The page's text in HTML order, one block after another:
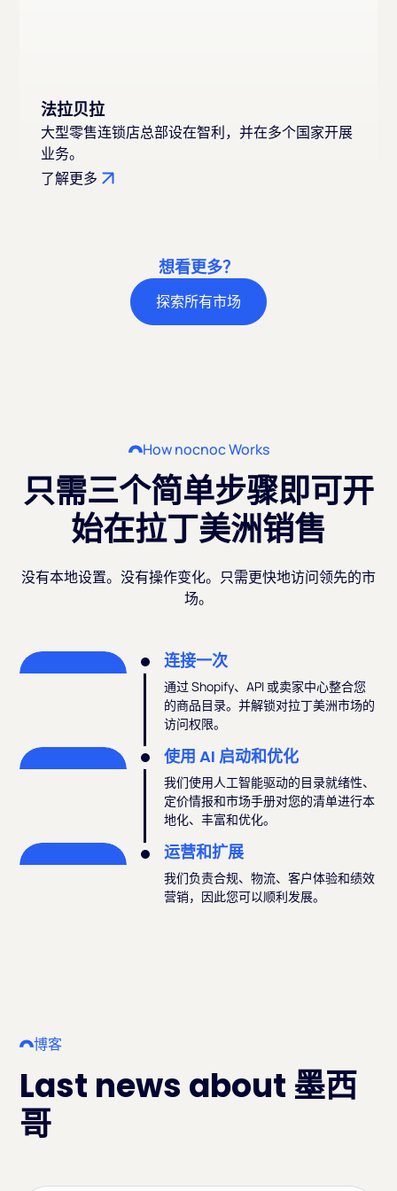
法拉贝拉
大型零售连锁店总部设在智利，并在多个国家开展
业务。
了解更多
想看更多？
探索所有市场
How nocnoc Works
只需三个简单步骤即可开
始在拉丁美洲销售
没有本地设置。没有操作变化。只需更快地访问领先的市
场。
连接一次
通过 Shopify、API 或卖家中心整合您
的商品目录。并解锁对拉丁美洲市场的
访问权限。
使用 AI 启动和优化
我们使用人工智能驱动的目录就绪性、
定价情报和市场手册对您的清单进行本
地化、丰富和优化。
运营和扩展
我们负责合规、物流、客户体验和绩效
营销，因此您可以顺利发展。
博客
Last news about 墨西
哥